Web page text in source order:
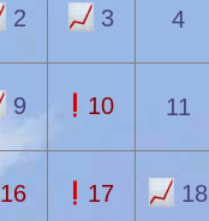
2 3 4
9 10 11
16 17 18